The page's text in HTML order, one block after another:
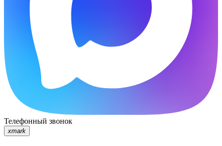
Телефонный звонок
xmark